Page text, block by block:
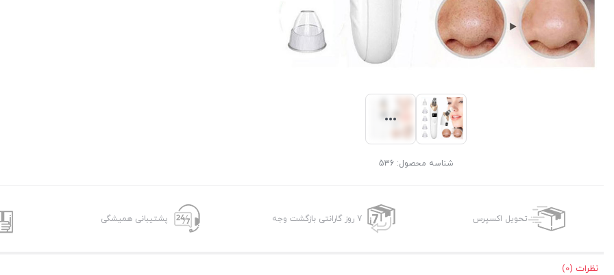
شناسه محصول:536
تحویل اکسپرس 7 روز گارانتی بازگشت وجه پشتیبانی همیشگی
نظرات (0)